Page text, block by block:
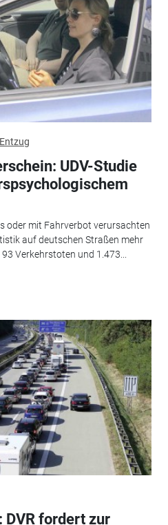
UDV-Studie
oder mit Fahrverbot verursachten
auf deutschen Straßen mehr
Verkehrstoten und 1.473...
DVR fordert zur